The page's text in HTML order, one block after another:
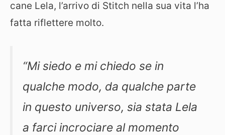
cane Lela, l’arrivo di Stitch nella sua vita l’ha
fatta riflettere molto.
“Mi siedo e mi chiedo se in
qualche modo, da qualche parte
in questo universo, sia stata Lela
a farci incrociare al momento